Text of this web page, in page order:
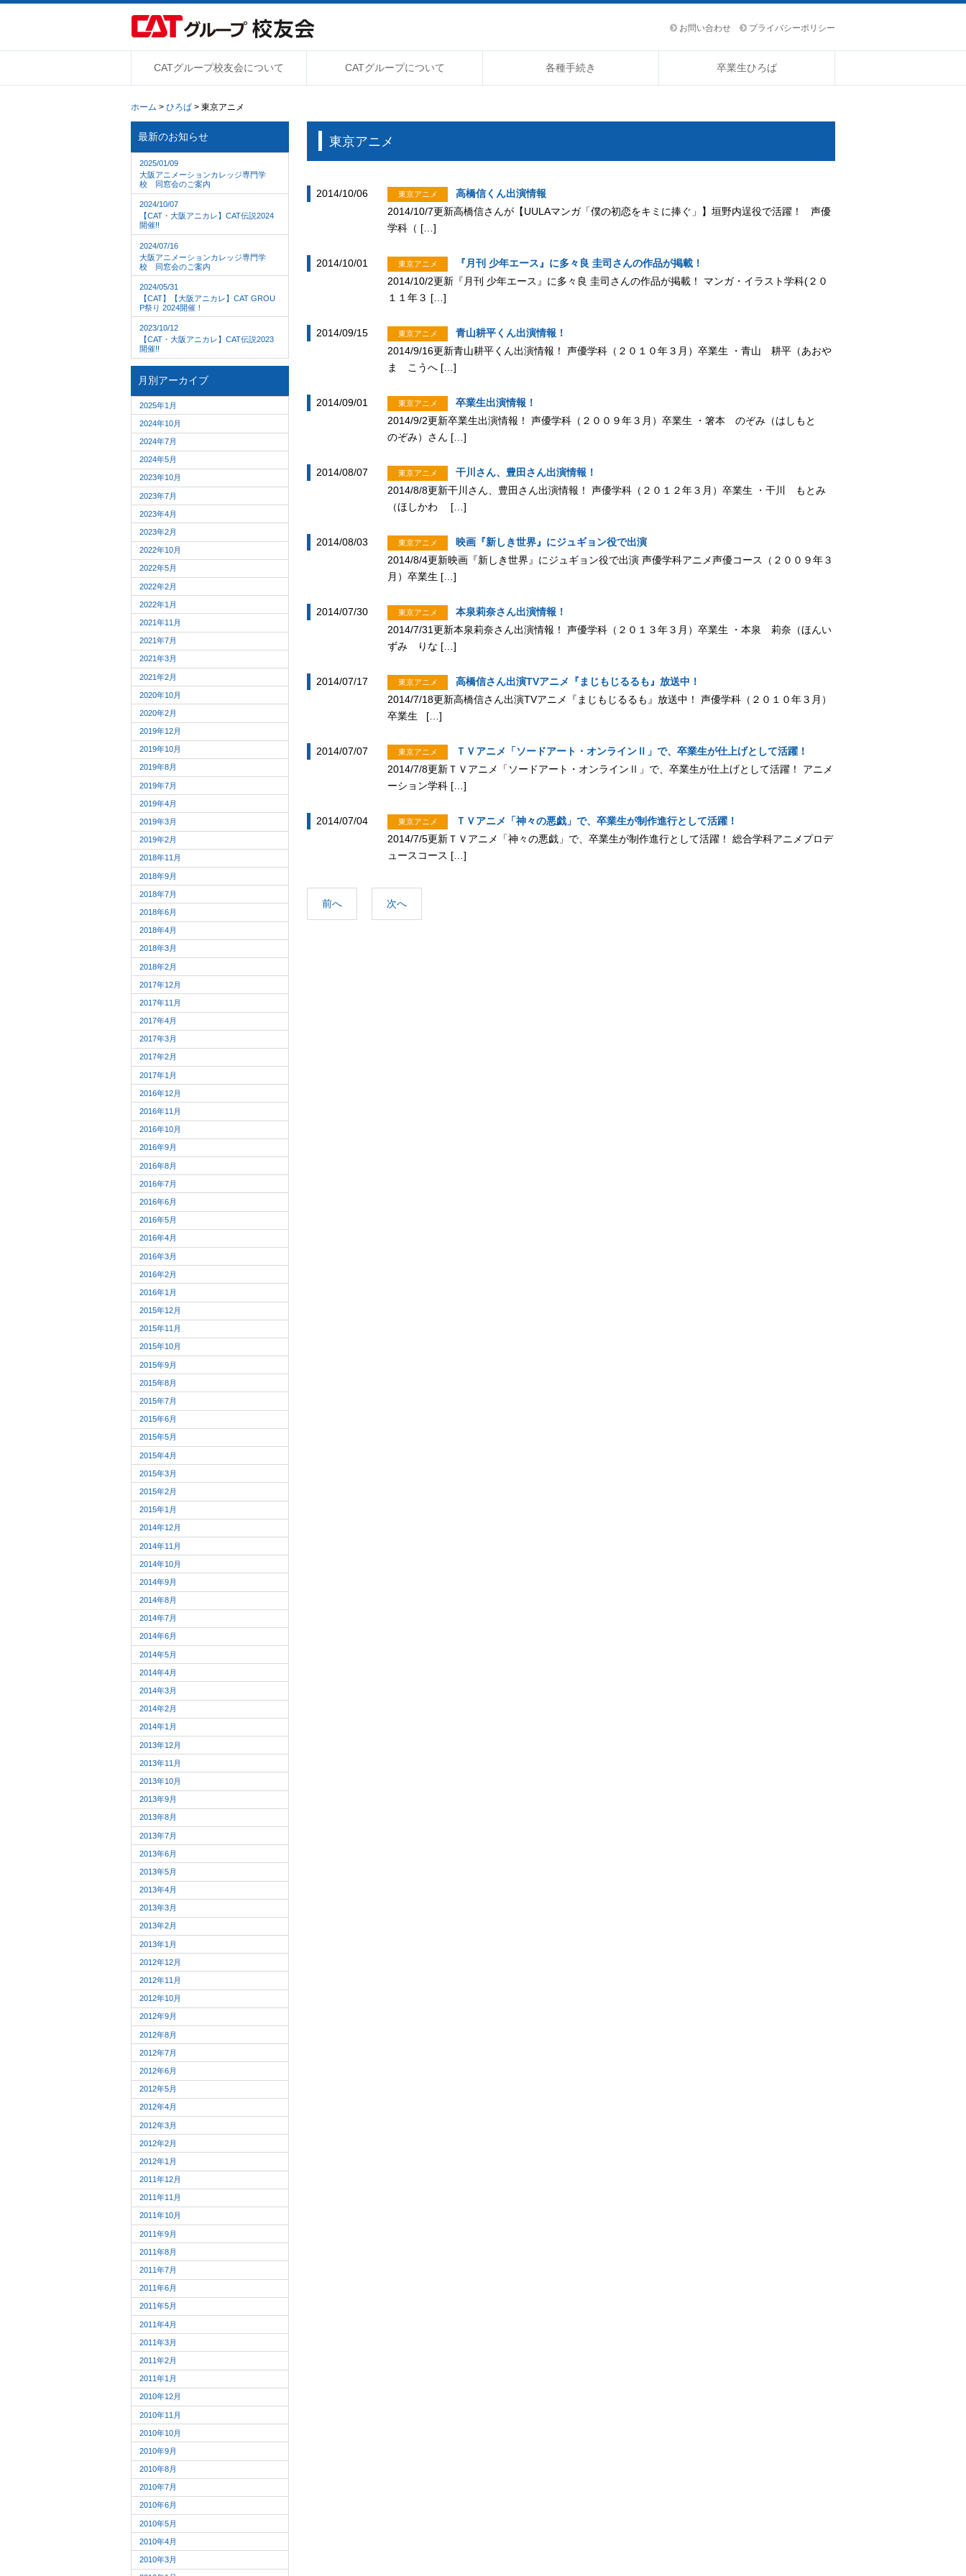
お問い合わせ プライバシーポリシー
CATグループ校友会について CATグループについて 各種手続き 卒業生ひろば
ホーム > ひろば > 東京アニメ
東京アニメ
2014/10/06 東京アニメ
高橋信くん出演情報
2014/10/7更新高橋信さんが【UULAマンガ「僕の初恋をキミに捧ぐ」】垣野内逞役で活躍！ 声優
学科（ […]
2014/10/01 東京アニメ
『月刊 少年エース』に多々良 圭司さんの作品が掲載！
2014/10/2更新『月刊 少年エース』に多々良 圭司さんの作品が掲載！ マンガ・イラスト学科(２０
１１年３ […]
2014/09/15 東京アニメ
青山耕平くん出演情報！
2014/9/16更新青山耕平くん出演情報！ 声優学科（２０１０年３月）卒業生 ・青山 耕平（あおや
ま こうへ […]
2014/09/01 東京アニメ
卒業生出演情報！
2014/9/2更新卒業生出演情報！ 声優学科（２００９年３月）卒業生 ・箸本 のぞみ（はしもと
のぞみ）さん […]
2014/08/07 東京アニメ
干川さん、豊田さん出演情報！
2014/8/8更新干川さん、豊田さん出演情報！ 声優学科（２０１２年３月）卒業生 ・干川 もとみ
（ほしかわ […]
2014/08/03 東京アニメ
映画『新しき世界』にジュギョン役で出演
2014/8/4更新映画『新しき世界』にジュギョン役で出演 声優学科アニメ声優コース（２００９年３
月）卒業生 […]
2014/07/30 東京アニメ
本泉莉奈さん出演情報！
2014/7/31更新本泉莉奈さん出演情報！ 声優学科（２０１３年３月）卒業生 ・本泉 莉奈（ほんい
ずみ りな […]
2014/07/17 東京アニメ
高橋信さん出演TVアニメ『まじもじるるも』放送中！
2014/7/18更新高橋信さん出演TVアニメ『まじもじるるも』放送中！ 声優学科（２０１０年３月）
卒業生 […]
2014/07/07 東京アニメ
ＴＶアニメ「ソードアート・オンラインⅡ」で、卒業生が仕上げとして活躍！
2014/7/8更新ＴＶアニメ「ソードアート・オンラインⅡ」で、卒業生が仕上げとして活躍！ アニメ
ーション学科 […]
2014/07/04 東京アニメ
ＴＶアニメ「神々の悪戯」で、卒業生が制作進行として活躍！
2014/7/5更新ＴＶアニメ「神々の悪戯」で、卒業生が制作進行として活躍！ 総合学科アニメプロデ
ュースコース […]
前へ 次へ
最新のお知らせ
2025/01/09
大阪アニメーションカレッジ専門学
校 同窓会のご案内
2024/10/07
【CAT・大阪アニカレ】CAT伝説2024
開催!!
2024/07/16
大阪アニメーションカレッジ専門学
校 同窓会のご案内
2024/05/31
【CAT】【大阪アニカレ】CAT GROU
P祭り 2024開催！
2023/10/12
【CAT・大阪アニカレ】CAT伝説2023
開催!!
月別アーカイブ
2025年1月
2024年10月
2024年7月
2024年5月
2023年10月
2023年7月
2023年4月
2023年2月
2022年10月
2022年5月
2022年2月
2022年1月
2021年11月
2021年7月
2021年3月
2021年2月
2020年10月
2020年2月
2019年12月
2019年10月
2019年8月
2019年7月
2019年4月
2019年3月
2019年2月
2018年11月
2018年9月
2018年7月
2018年6月
2018年4月
2018年3月
2018年2月
2017年12月
2017年11月
2017年4月
2017年3月
2017年2月
2017年1月
2016年12月
2016年11月
2016年10月
2016年9月
2016年8月
2016年7月
2016年6月
2016年5月
2016年4月
2016年3月
2016年2月
2016年1月
2015年12月
2015年11月
2015年10月
2015年9月
2015年8月
2015年7月
2015年6月
2015年5月
2015年4月
2015年3月
2015年2月
2015年1月
2014年12月
2014年11月
2014年10月
2014年9月
2014年8月
2014年7月
2014年6月
2014年5月
2014年4月
2014年3月
2014年2月
2014年1月
2013年12月
2013年11月
2013年10月
2013年9月
2013年8月
2013年7月
2013年6月
2013年5月
2013年4月
2013年3月
2013年2月
2013年1月
2012年12月
2012年11月
2012年10月
2012年9月
2012年8月
2012年7月
2012年6月
2012年5月
2012年4月
2012年3月
2012年2月
2012年1月
2011年12月
2011年11月
2011年10月
2011年9月
2011年8月
2011年7月
2011年6月
2011年5月
2011年4月
2011年3月
2011年2月
2011年1月
2010年12月
2010年11月
2010年10月
2010年9月
2010年8月
2010年7月
2010年6月
2010年5月
2010年4月
2010年3月